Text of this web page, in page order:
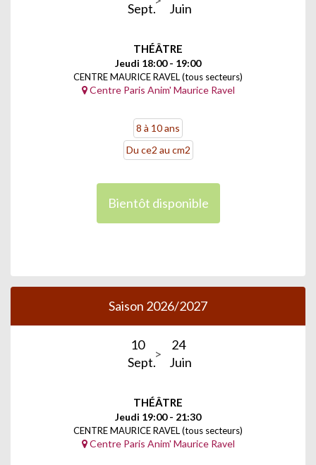
Sept.
Juin
THÉÂTRE
Jeudi 18:00 - 19:00
CENTRE MAURICE RAVEL (tous secteurs)
Centre Paris Anim' Maurice Ravel
8 à 10 ans
Du ce2 au cm2
Bientôt disponible
Saison 2026/2027
10
Sept.
24
Juin
THÉÂTRE
Jeudi 19:00 - 21:30
CENTRE MAURICE RAVEL (tous secteurs)
Centre Paris Anim' Maurice Ravel